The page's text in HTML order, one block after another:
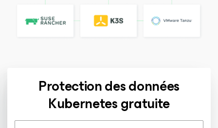
Protection des données
Kubernetes gratuite